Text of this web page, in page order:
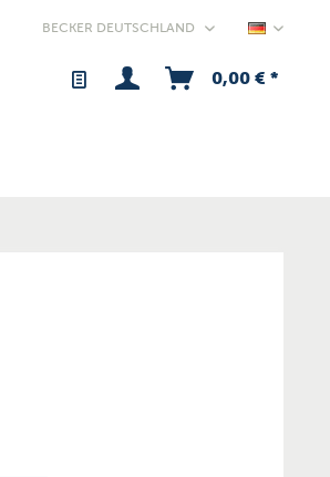
0,00 € *